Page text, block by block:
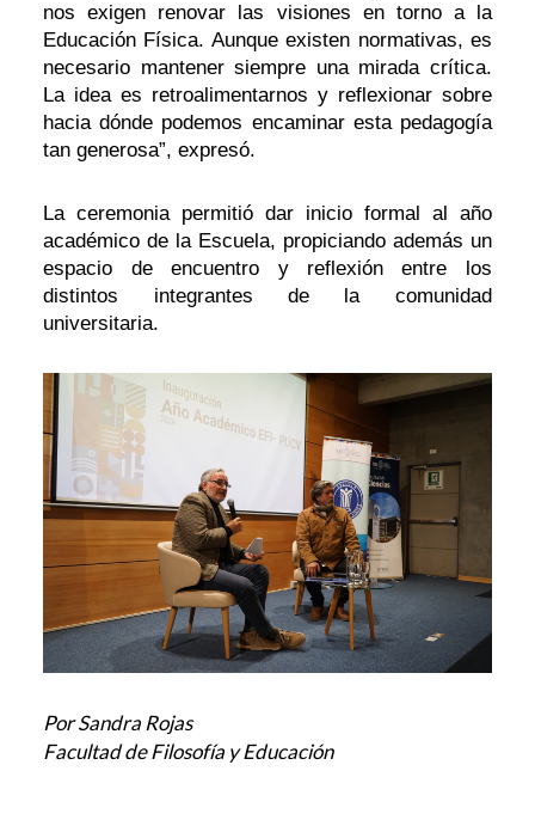
nos exigen renovar las visiones en torno a la
Educación Física. Aunque existen normativas, es
necesario mantener siempre una mirada crítica.
La idea es retroalimentarnos y reflexionar sobre
hacia dónde podemos encaminar esta pedagogía
tan generosa”, expresó.
La ceremonia permitió dar inicio formal al año
académico de la Escuela, propiciando además un
espacio de encuentro y reflexión entre los
distintos integrantes de la comunidad
universitaria.
Por Sandra Rojas
Facultad de Filosofía y Educación